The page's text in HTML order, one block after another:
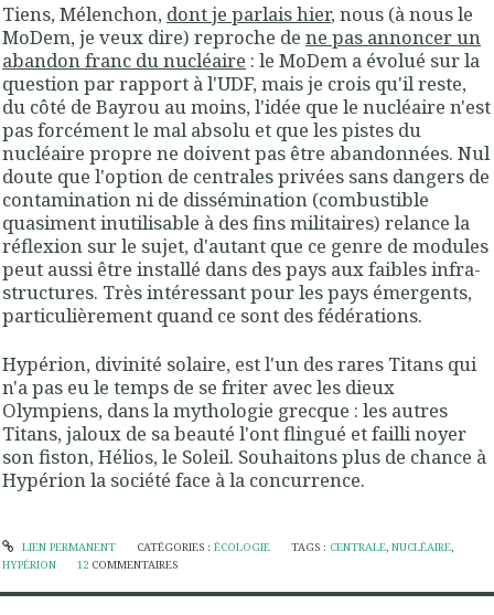
Tiens, Mélenchon, dont je parlais hier, nous (à nous le
MoDem, je veux dire) reproche de ne pas annoncer un
abandon franc du nucléaire : le MoDem a évolué sur la
question par rapport à l'UDF, mais je crois qu'il reste,
du côté de Bayrou au moins, l'idée que le nucléaire n'est
pas forcément le mal absolu et que les pistes du
nucléaire propre ne doivent pas être abandonnées. Nul
doute que l'option de centrales privées sans dangers de
contamination ni de dissémination (combustible
quasiment inutilisable à des fins militaires) relance la
réflexion sur le sujet, d'autant que ce genre de modules
peut aussi être installé dans des pays aux faibles infra-
structures. Très intéressant pour les pays émergents,
particulièrement quand ce sont des fédérations.
Hypérion, divinité solaire, est l'un des rares Titans qui
n'a pas eu le temps de se friter avec les dieux
Olympiens, dans la mythologie grecque : les autres
Titans, jaloux de sa beauté l'ont flingué et failli noyer
son fiston, Hélios, le Soleil. Souhaitons plus de chance à
Hypérion la société face à la concurrence.
LIEN PERMANENT CATÉGORIES : ÉCOLOGIE TAGS : CENTRALE,NUCLÉAIRE,
HYPÉRION
12 COMMENTAIRES